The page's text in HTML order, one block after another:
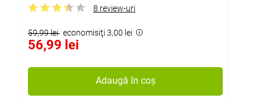
8 review-uri
59,99 lei economisiţi 3,00 lei
56,99 lei
Adaugă în coș